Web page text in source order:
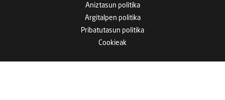
Aniztasun politika
Argitalpen politika
Pribatutasun politika
Cookieak